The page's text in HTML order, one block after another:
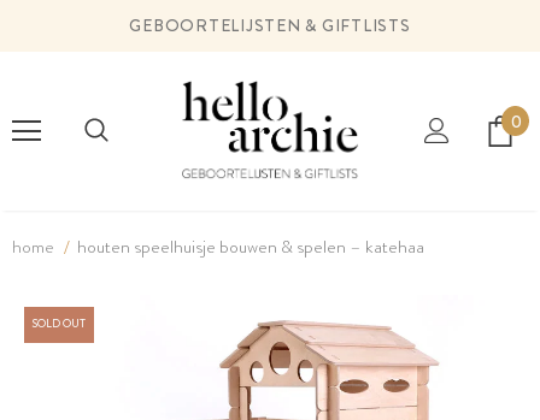
GEBOORTELIJSTEN & GIFTLISTS
0
home houten speelhuisje bouwen & spelen – katehaa
SOLD OUT